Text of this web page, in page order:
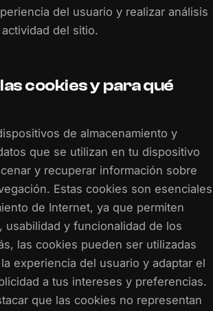
del usuario y realizar análisis
del sitio.
cookies y para qué
de almacenamiento y
que se utilizan en tu dispositivo
y recuperar información sobre
Estas cookies son esenciales
de Internet, ya que permiten
usabilidad y funcionalidad de los
las cookies pueden ser utilizadas
experiencia del usuario y adaptar el
a tus intereses y preferencias.
que las cookies no representan